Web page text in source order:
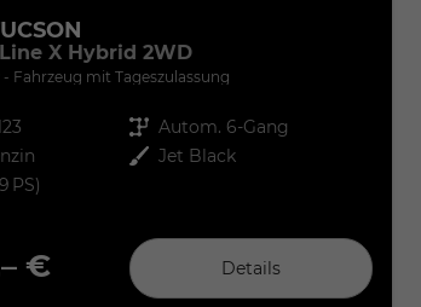
Line X Hybrid 2WD
Fahrzeug mit Tageszulassung
Getriebe Autom. 6-Gang
Außenfarbe Jet Black
PS)
€ Details